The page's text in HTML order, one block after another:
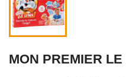
MON PREMIER LE